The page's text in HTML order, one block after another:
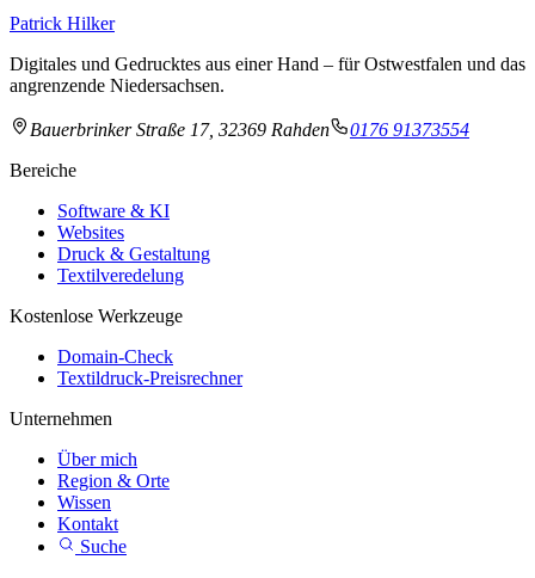
Patrick Hilker
Digitales und Gedrucktes aus einer Hand – für Ostwestfalen und das
angrenzende Niedersachsen.
Bauerbrinker Straße 17, 32369 Rahden
0176 91373554
Bereiche
Software & KI
Websites
Druck & Gestaltung
Textilveredelung
Kostenlose Werkzeuge
Domain-Check
Textildruck-Preisrechner
Unternehmen
Über mich
Region & Orte
Wissen
Kontakt
Suche